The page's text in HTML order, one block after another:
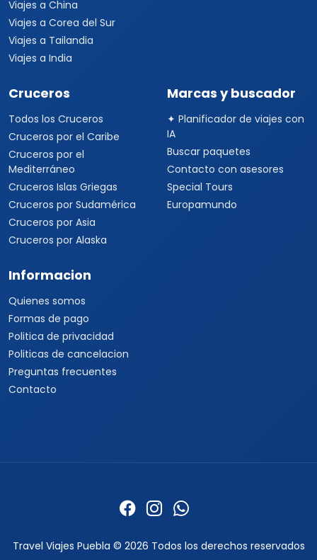
Viajes a China
Viajes a Corea del Sur
Viajes a Tailandia
Viajes a India
Cruceros
Todos los Cruceros
Cruceros por el Caribe
Cruceros por el
Mediterráneo
Cruceros Islas Griegas
Cruceros por Sudamérica
Cruceros por Asia
Cruceros por Alaska
Marcas y buscador
✦ Planificador de viajes con
IA
Buscar paquetes
Contacto con asesores
Special Tours
Europamundo
Informacion
Quienes somos
Formas de pago
Politica de privacidad
Politicas de cancelacion
Preguntas frecuentes
Contacto
Travel Viajes Puebla © 2026 Todos los derechos reservados